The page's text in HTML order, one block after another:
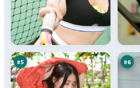
#5
无
声
惊
魂
95
万
#6
零
交
锋
95
万